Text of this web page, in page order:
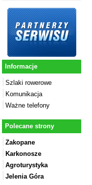
Informacje
Szlaki rowerowe
Komunikacja
Ważne telefony
Polecane strony
Zakopane
Karkonosze
Agroturystyka
Jelenia Góra